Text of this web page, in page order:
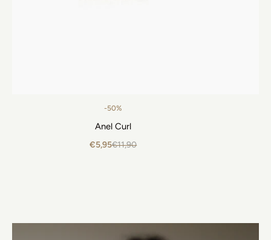
-50%
Anel Curl
€5,95€11,90